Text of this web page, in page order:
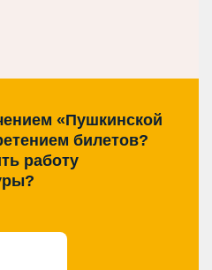
«Пушкинской
билетов?
работу